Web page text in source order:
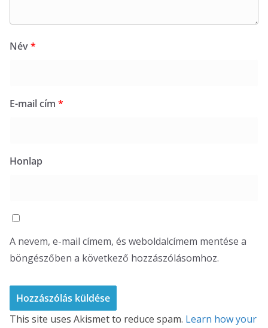
Név*
E-mail cím *
Honlap
A nevem, e-mail címem, és weboldalcímem mentése a
böngészőben a következő hozzászólásomhoz.
This site uses Akismet to reduce spam. Learn how your